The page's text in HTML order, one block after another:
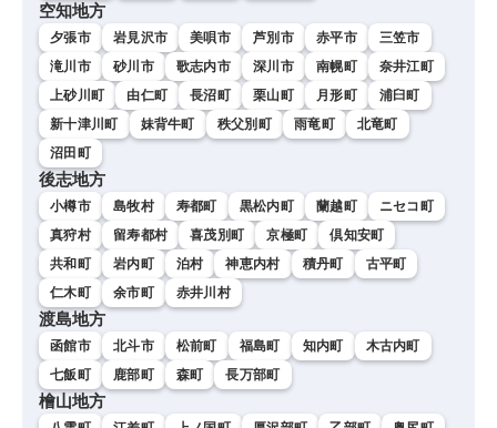
空知地方
夕張市 岩見沢市 美唄市 芦別市 赤平市
三笠市
滝川市
砂川市 歌志内市 深川市 南幌町
奈井江町
上砂川町
由仁町 長沼町 栗山町 月形町
浦臼町
新十津川町
妹背牛町 秩父別町 雨竜町
北竜町
沼田町
後志地方
小樽市 島牧村 寿都町 黒松内町 蘭越町
ニセコ町
真狩村
留寿都村 喜茂別町 京極町
倶知安町
共和町
岩内町 泊村 神恵内村 積丹町
古平町
仁木町
余市町 赤井川村
渡島地方
函館市 北斗市 松前町 福島町 知内町
木古内町
七飯町
鹿部町 森町 長万部町
檜山地方